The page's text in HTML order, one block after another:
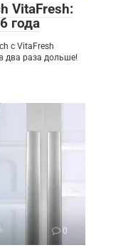
VitaFresh:
года
с VitaFresh
два раза дольше!
0